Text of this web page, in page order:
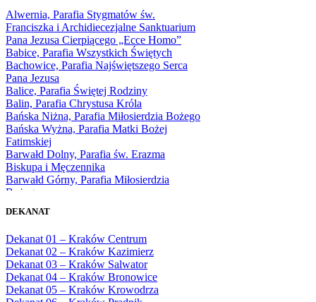
1968
1969
1970
1971
1972
1973
1974
1975
1976
1977
1978
1979
1980
1981
1983
1985
1986
1987
1988
1989
1990
Alwernia, Parafia Stygmatów św.
Franciszka i Archidiecezjalne Sanktuarium
Pana Jezusa Cierpiącego „Ecce Homo”
Babice, Parafia Wszystkich Świętych
Bachowice, Parafia Najświętszego Serca
Pana Jezusa
Balice, Parafia Świętej Rodziny
Balin, Parafia Chrystusa Króla
Bańska Niżna, Parafia Miłosierdzia Bożego
Bańska Wyżna, Parafia Matki Bożej
Fatimskiej
Barwałd Dolny, Parafia św. Erazma
Biskupa i Męczennika
Barwałd Górny, Parafia Miłosierdzia
Bożego
Bęczarka, Parafia Matki Boskiej
Będkowice, Parafia Najświętszej Maryi
Panny Królowej
Białka Górna, Parafia Matki Bożej
Królowej Rodzin
Białka Tatrzańska, Parafia Świętych
DEKANAT
Dekanat 01 – Kraków Centrum
Dekanat 02 – Kraków Kazimierz
Dekanat 03 – Kraków Salwator
Dekanat 04 – Kraków Bronowice
Dekanat 05 – Kraków Krowodrza